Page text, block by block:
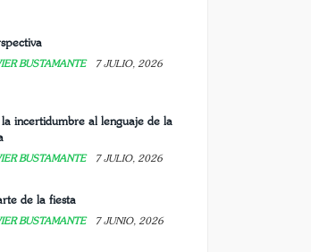
BUSTAMANTE 7 JULIO, 2026
incertidumbre al lenguaje de la
BUSTAMANTE 7 JULIO, 2026
de la fiesta
BUSTAMANTE 7 JUNIO, 2026